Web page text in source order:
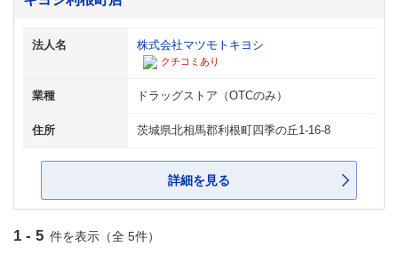
法人名 株式会社マツモトキヨシ
クチコミあり
業種 ドラッグストア（OTCのみ）
住所 茨城県北相馬郡利根町四季の丘1-16-8
詳細を見る
1 - 5 件を表示（全 5件）